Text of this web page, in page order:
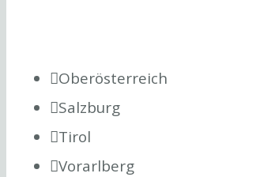
Oberösterreich
Salzburg
Tirol
Vorarlberg